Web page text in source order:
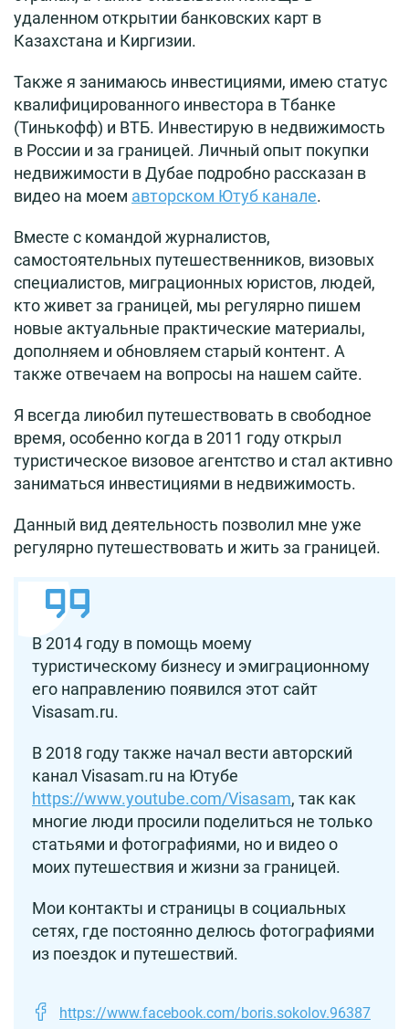
удаленном открытии банковских карт в
Казахстана и Киргизии.
Также я занимаюсь инвестициями, имею статус
квалифицированного инвестора в Тбанке
(Тинькофф) и ВТБ. Инвестирую в недвижимость
в России и за границей. Личный опыт покупки
недвижимости в Дубае подробно рассказан в
видео на моем авторском Ютуб канале.
Вместе с командой журналистов,
самостоятельных путешественников, визовых
специалистов, миграционных юристов, людей,
кто живет за границей, мы регулярно пишем
новые актуальные практические материалы,
дополняем и обновляем старый контент. А
также отвечаем на вопросы на нашем сайте.
Я всегда лиюбил путешествовать в свободное
время, особенно когда в 2011 году открыл
туристическое визовое агентство и стал активно
заниматься инвестициями в недвижимость.
Данный вид деятельность позволил мне уже
регулярно путешествовать и жить за границей.
В 2014 году в помощь моему
туристическому бизнесу и эмиграционному
его направлению появился этот сайт
Visasam.ru.
В 2018 году также начал вести авторский
канал Visasam.ru на Ютубе
https://www.youtube.com/Visasam, так как
многие люди просили поделиться не только
статьями и фотографиями, но и видео о
моих путешествия и жизни за границей.
Мои контакты и страницы в социальных
сетях, где постоянно делюсь фотографиями
из поездок и путешествий.
https://www.facebook.com/boris.sokolov.96387